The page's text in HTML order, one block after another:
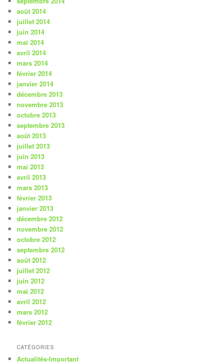
août 2014
juillet 2014
juin 2014
mai 2014
avril 2014
mars 2014
février 2014
janvier 2014
décembre 2013
novembre 2013
octobre 2013
septembre 2013
août 2013
juillet 2013
juin 2013
mai 2013
avril 2013
mars 2013
février 2013
janvier 2013
décembre 2012
novembre 2012
octobre 2012
septembre 2012
août 2012
juillet 2012
juin 2012
mai 2012
avril 2012
mars 2012
février 2012
CATÉGORIES
Actualités-Important